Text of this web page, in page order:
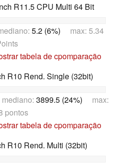
R11.5 CPU Multi 64 Bit
5.2 (6%) max: 5.34
tabela de cpomparação
R10 Rend. Single (32bit)
3899.5 (24%) max:
pontos
tabela de cpomparação
R10 Rend. Multi (32bit)